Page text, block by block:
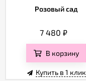
Розовый сад
7 480 ₽
В корзину
Купить в 1 клик